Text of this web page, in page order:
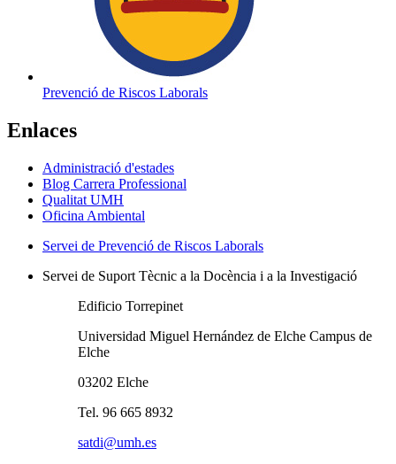
Prevenció de Riscos Laborals
Enlaces
Administració d'estades
Blog Carrera Professional
Qualitat UMH
Oficina Ambiental
Servei de Prevenció de Riscos Laborals
Servei de Suport Tècnic a la Docència i a la Investigació
Edificio Torrepinet
Universidad Miguel Hernández de Elche Campus de
Elche
03202 Elche
Tel. 96 665 8932
satdi@umh.es